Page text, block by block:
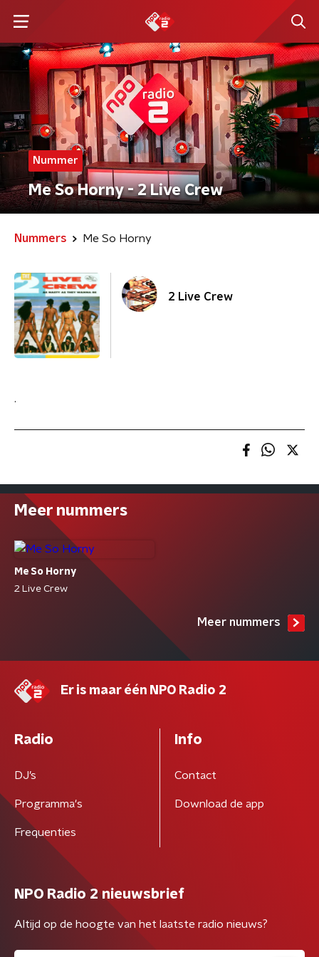
Nummer
Me So Horny - 2 Live Crew
Nummers Me So Horny
2 Live Crew
.
Meer nummers
Me So Horny
2 Live Crew
Meer nummers
Er is maar één NPO Radio 2
Radio
DJ’s
Programma's
Frequenties
Info
Contact
Download de app
NPO Radio 2 nieuwsbrief
Altijd op de hoogte van het laatste radio nieuws?